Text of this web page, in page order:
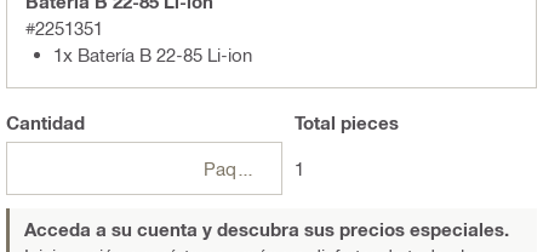
#2251351
1x Batería B 22-85 Li-ion
Cantidad Total pieces
1
Acceda a su cuenta y descubra sus precios especiales.